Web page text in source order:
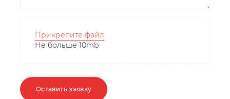
Прикрепите файл
Не больше 10mb
Оставить заявку